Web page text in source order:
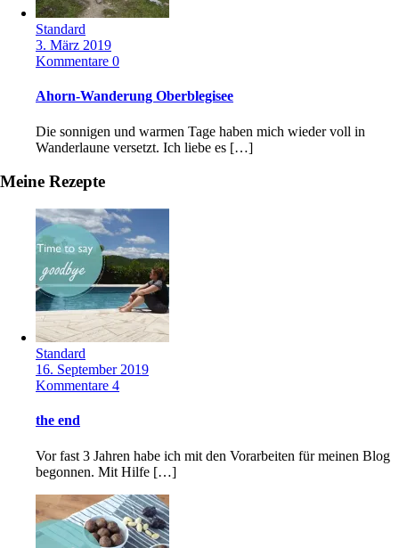
Standard
3. März 2019
Kommentare 0
Ahorn-Wanderung Oberblegisee
Die sonnigen und warmen Tage haben mich wieder voll in
Wanderlaune versetzt. Ich liebe es […]
Meine Rezepte
Standard
16. September 2019
Kommentare 4
the end
Vor fast 3 Jahren habe ich mit den Vorarbeiten für meinen Blog
begonnen. Mit Hilfe […]